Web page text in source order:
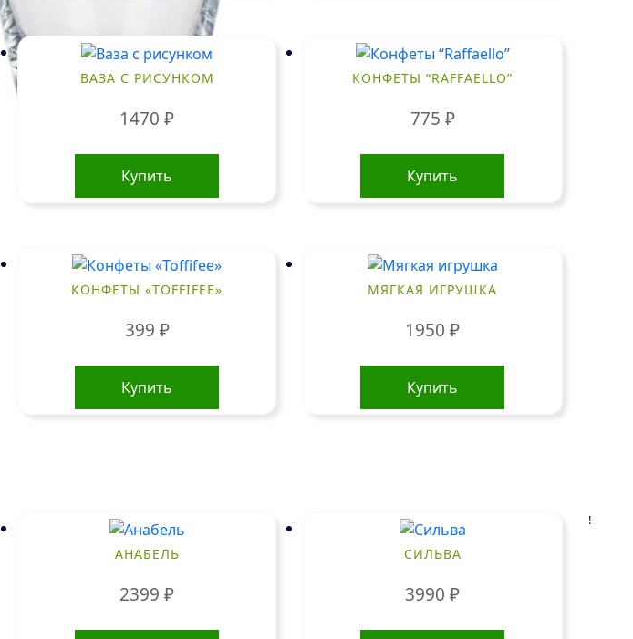
ВАЗА С РИСУНКОМ
1470 ₽
Купить
КОНФЕТЫ “RAFFAELLO”
775 ₽
Купить
КОНФЕТЫ «TOFFIFEE»
399 ₽
Купить
МЯГКАЯ ИГРУШКА
1950₽
Купить
АНАБЕЛЬ
2399 ₽
СИЛЬВА
3990₽
!